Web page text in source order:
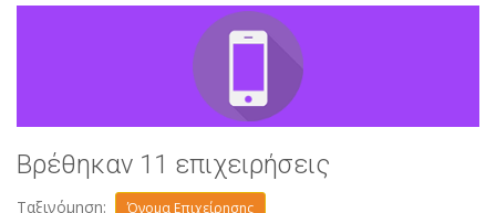
Βρέθηκαν 11 επιχειρήσεις
Ταξινόμηση: Όνομα Επιχείρησης